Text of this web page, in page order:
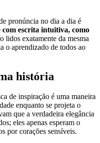
pronúncia no dia a dia é
com escrita intuitiva, como
lidos exatamente da mesma
o aprendizado de todos ao
história
de inspiração é uma maneira
enquanto se projeta o
que a verdadeira elegância
eles apenas esperam o
por corações sensíveis.